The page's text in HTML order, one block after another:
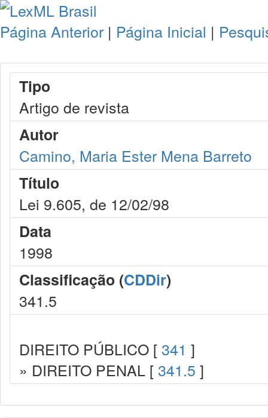
Página Anterior | Página Inicial |
Tipo
Artigo de revista
Autor
Camino, Maria Ester Mena Barreto
Título
Lei 9.605, de 12/02/98
Data
1998
Classificação (CDDir)
341.5
DIREITO PÚBLICO [ 341 ]
» DIREITO PENAL [ 341.5 ]